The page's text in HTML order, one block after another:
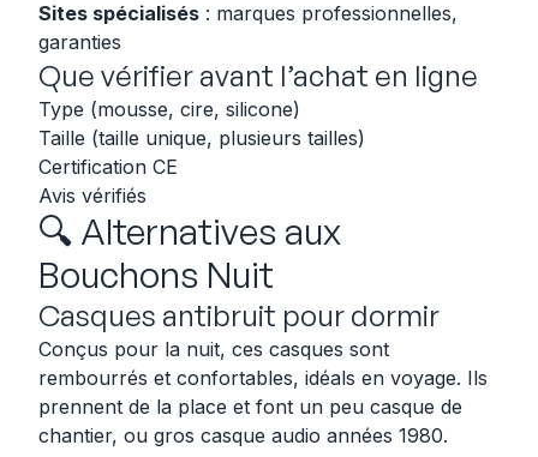
Sites spécialisés : marques professionnelles,
garanties
Que vérifier avant l’achat en ligne
Type (mousse, cire, silicone)
Taille (taille unique, plusieurs tailles)
Certification CE
Avis vérifiés
🔍 Alternatives aux
Bouchons Nuit
Casques antibruit pour dormir
Conçus pour la nuit, ces casques sont
rembourrés et confortables, idéals en voyage. Ils
prennent de la place et font un peu casque de
chantier, ou gros casque audio années 1980.